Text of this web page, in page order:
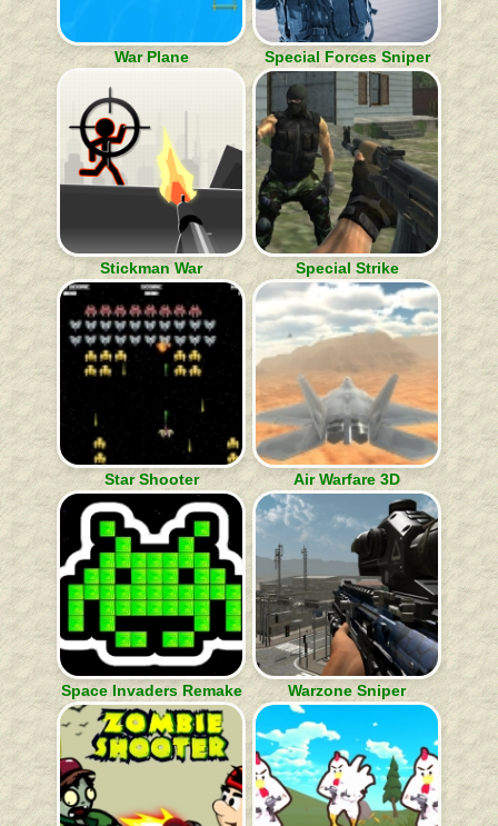
War Plane Special Forces Sniper
Stickman War Special Strike
Star Shooter Air Warfare 3D
Space Invaders Remake Warzone Sniper